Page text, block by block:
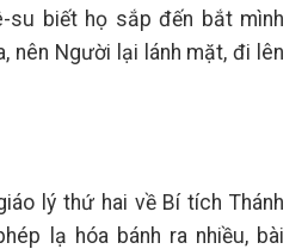
su biết họ sắp đến bắt mình
nên Người lại lánh mặt, đi lên
lý thứ hai về Bí tích Thánh
lạ hóa bánh ra nhiều, bài